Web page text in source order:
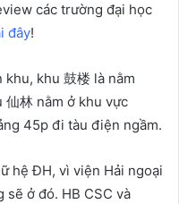
các trường đại học
đây!
khu 鼓楼 là nằm
林 nằm ở khu vực
45p đi tàu điện ngầm.
hệ ĐH, vì viện Hải ngoại
sẽ ở đó. HB CSC và